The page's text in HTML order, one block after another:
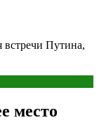
встречи Путина,
место